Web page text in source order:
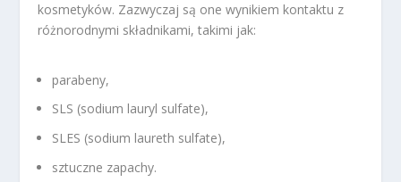
kosmetyków. Zazwyczaj są one wynikiem kontaktu z
różnorodnymi składnikami, takimi jak:
parabeny,
SLS (sodium lauryl sulfate),
SLES (sodium laureth sulfate),
sztuczne zapachy.